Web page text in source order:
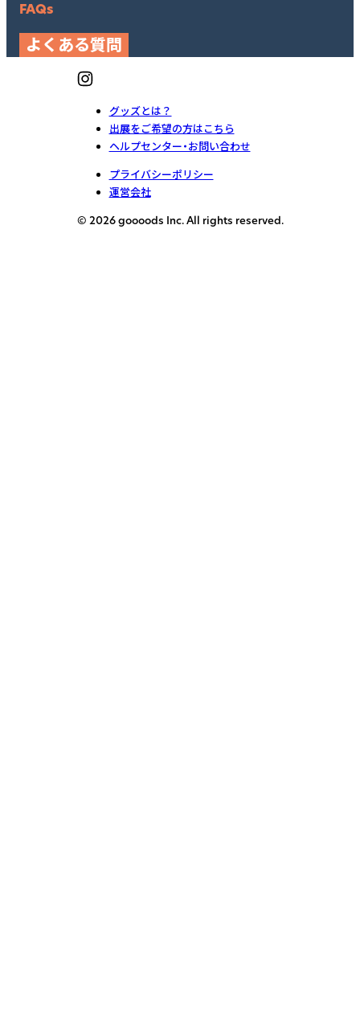
FAQs
よくある質問
グッズとは？
出展をご希望の方はこちら
ヘルプセンター・お問い合わせ
プライバシーポリシー
運営会社
© 2026 goooods Inc. All rights reserved.